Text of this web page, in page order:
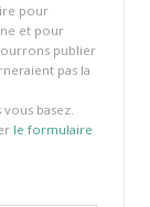
pour
et pour
publier
pas la
basez.
le formulaire